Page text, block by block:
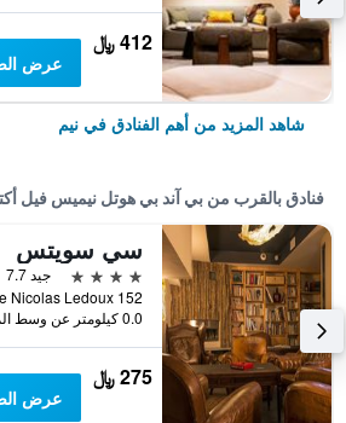
412 ﷼
عرض
شاهد المزيد من أهم الفنادق في نيم
فنادق بالقرب من بي آند بي هوتل نيميس فيل
سي سويتس
4 نجوم
جيد 7.7
0.0 كيلومتر عن وسط المدينة
275 ﷼
عرض